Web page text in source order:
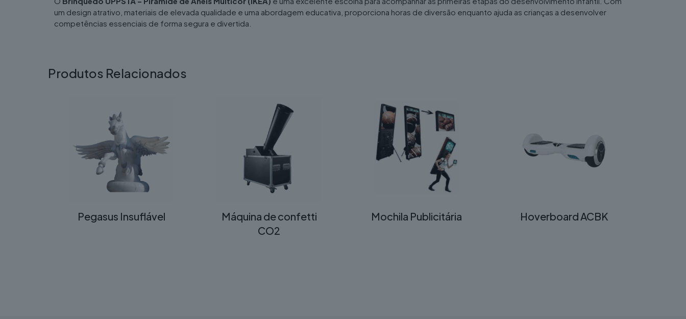
um design atrativo, materiais de elevada qualidade e uma abordagem educativa, proporciona horas de diversão enquanto ajuda as crianças a desenvolver
competências essenciais de forma segura e divertida.
Produtos Relacionados
Pegasus Insuflável
Máquina de confetti
CO2
Mochila Publicitária Hoverboard ACBK